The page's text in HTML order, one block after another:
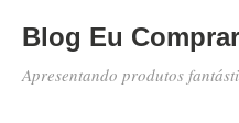
Blog Eu
Apresentando produtos